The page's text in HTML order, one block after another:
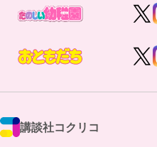
講談社コクリコ